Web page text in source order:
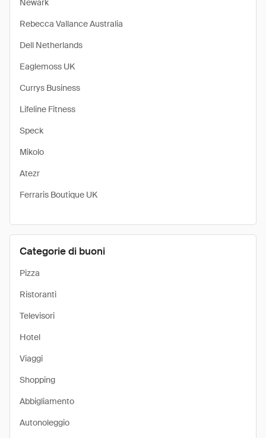
Newark
Rebecca Vallance Australia
Dell Netherlands
Eaglemoss UK
Currys Business
Lifeline Fitness
Speck
Mikolo
Atezr
Ferraris Boutique UK
Categorie di buoni
Pizza
Ristoranti
Televisori
Hotel
Viaggi
Shopping
Abbigliamento
Autonoleggio